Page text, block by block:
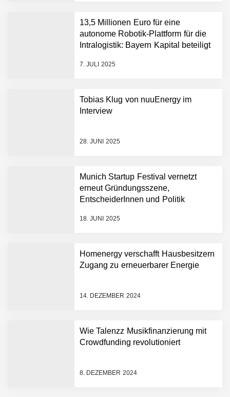
13,5 Millionen Euro für eine
autonome Robotik-Plattform für die
Intralogistik: Bayern Kapital beteiligt
7. JULI 2025
Tobias Klug von nuuEnergy im
Interview
28. JUNI 2025
Munich Startup Festival vernetzt
erneut Gründungsszene,
EntscheiderInnen und Politik
18. JUNI 2025
Homenergy verschafft Hausbesitzern
Zugang zu erneuerbarer Energie
14. DEZEMBER 2024
Wie Talenzz Musikfinanzierung mit
Crowdfunding revolutioniert
8. DEZEMBER 2024
Portrait
AUDAVIS
AUDAVIS revolutioniert das
Kerngeschäft der
13,5 Millionen Euro für eine
beteiligt sich erneut an
Filics
Tobias Klug von nuuEnergy
vernetzt erneut
Gründungsszene,
Hannes Münzinger von